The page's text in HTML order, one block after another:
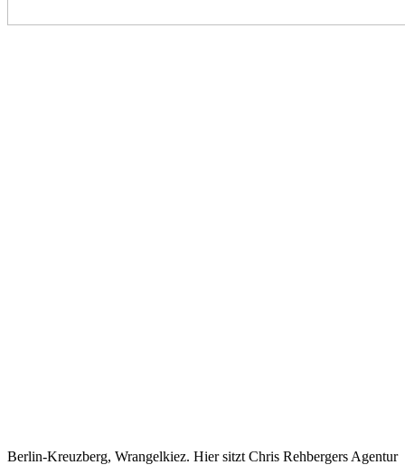
Berlin-Kreuzberg, Wrangelkiez. Hier sitzt Chris Rehbergers Agentur